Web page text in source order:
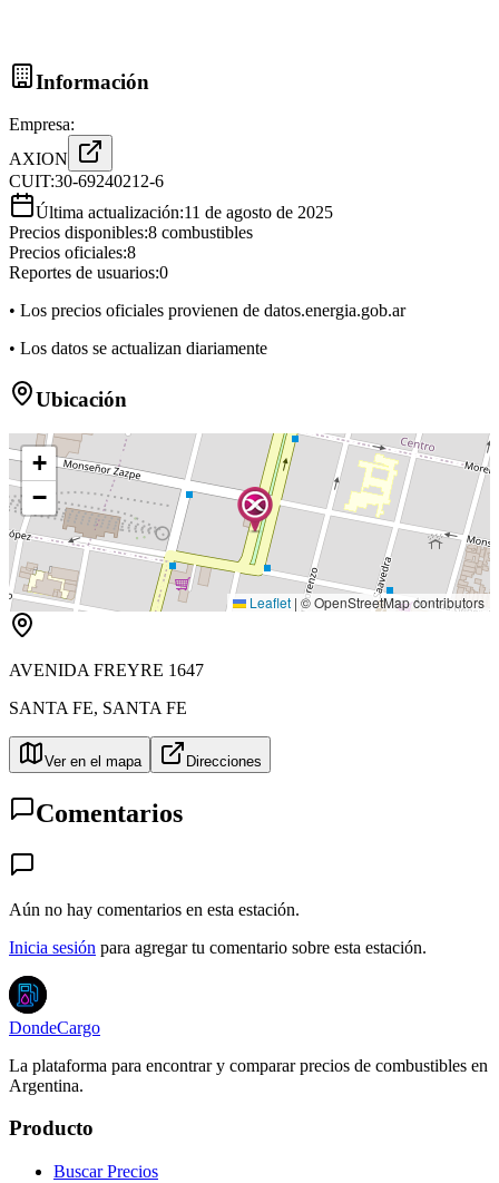
Información
Empresa:
AXION
CUIT:30-69240212-6
Última actualización:11 de agosto de 2025
Precios disponibles:8 combustibles
Precios oficiales:8
Reportes de usuarios:0
• Los precios oficiales provienen de datos.energia.gob.ar
• Los datos se actualizan diariamente
Ubicación
+
−
Leaflet | © OpenStreetMap contributors
AVENIDA FREYRE 1647
SANTA FE, SANTA FE
Ver en el mapa Direcciones
Comentarios
Aún no hay comentarios en esta estación.
Inicia sesión para agregar tu comentario sobre esta estación.
DondeCargo
La plataforma para encontrar y comparar precios de combustibles en
Argentina.
Producto
Buscar Precios